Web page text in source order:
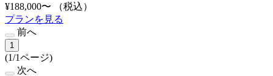
¥188,000〜
（税込）
プランを見る
前へ
1
(1/1ページ)
次へ